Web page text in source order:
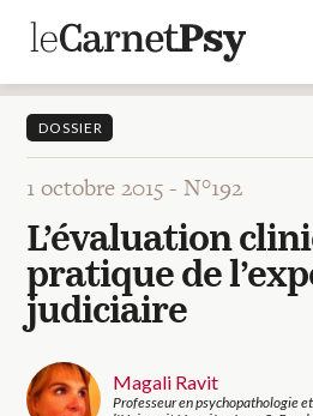
Articles
A la une
Adolescence
Dispositif
Enfance
Périnatalité
Psychanalyse
Psychopathologie
Soin
Dossiers
Auteurs
DOSSIER
1 octobre 2015 -N°192
L’évaluation
pratique de
judiciaire
Magali Ravit
Professeur en psychopathologie